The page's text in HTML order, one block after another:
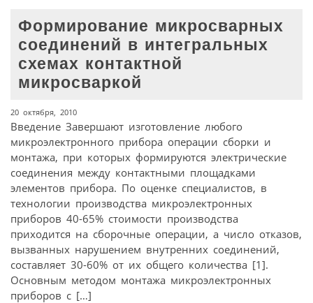
Формирование микросварных
соединений в интегральных
схемах контактной
микросваркой
20 октября, 2010
Введение Завершают изготовление любого
микроэлектронного прибора операции сборки и
монтажа, при которых формируются электрические
соединения между контактными площадками
элементов прибора. По оценке специалистов, в
технологии производства микроэлектронных
приборов 40-65% стоимости производства
приходится на сборочные операции, а число отказов,
вызванных нарушением внутренних соединений,
составляет 30-60% от их общего количества [1].
Основным методом монтажа микроэлектронных
приборов с […]